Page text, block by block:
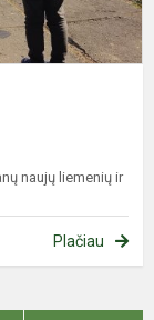
naujų liemenių ir
Plačiau